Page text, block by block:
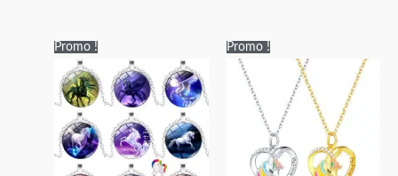
Promo !
Le
initial
était :
13,95€.
actuel
est :
12,95€.
Promo !
Le
16,95€.
prix
actuel
est :
14,95€.